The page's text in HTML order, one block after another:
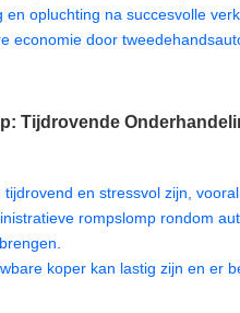
en opluchting na succesvolle
economie door
Tijdrovende
en stressvol zijn,
rompslomp rondom
koper kan lastig zijn en er